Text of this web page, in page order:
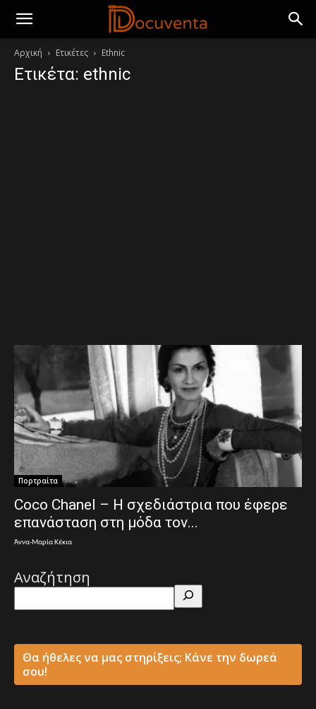
Αρχική Ετικέτες Ethnic
Ετικέτα: ethnic
Πορτραίτα
Coco Chanel – Η σχεδιάστρια που έφερε
επανάσταση στη μόδα τον...
Άννα-Μαρία Κέκια
Αναζήτηση
Θα ήθελες να μας στηρίξεις; Κάνε την δωρεά
σου!